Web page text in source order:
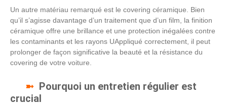
Un autre matériau remarqué est le covering céramique. Bien
qu’il s’agisse davantage d’un traitement que d’un film, la finition
céramique offre une brillance et une protection inégalées contre
les contaminants et les rayons UAppliqué correctement, il peut
prolonger de façon significative la beauté et la résistance du
covering de votre voiture.
Pourquoi un entretien régulier est
crucial